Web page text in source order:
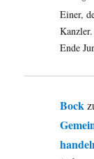
Einer,
Ende
Bock